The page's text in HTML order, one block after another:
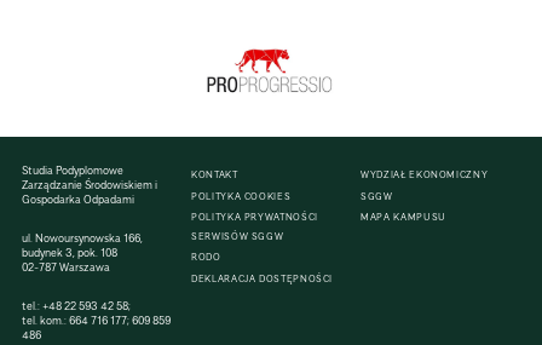
Studia Podyplomowe
Zarządzanie Środowiskiem i
Gospodarka Odpadami
ul. Nowoursynowska 166,
budynek 3, pok. 108
02-787 Warszawa
tel.:+48 22 593 42 58;
tel. kom.:664 716 177;609 859
486
KONTAKT
POLITYKA COOKIES
POLITYKA PRYWATNOŚCI
SERWISÓW SGGW
RODO
DEKLARACJA DOSTĘPNOŚCI
WYDZIAŁ EKONOMICZNY
SGGW
MAPA KAMPUSU